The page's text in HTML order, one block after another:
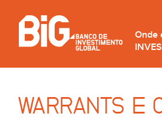
Onde
WARRANTS E